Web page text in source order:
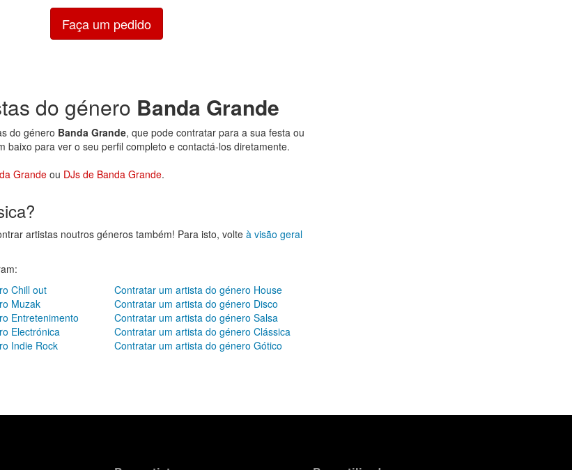
Faça um pedido
do género Banda Grande
do género Banda Grande, que pode contratar para a sua festa ou
baixo para ver o seu perfil completo e contactá-los diretamente.
Grande ou DJs de Banda Grande.
artistas noutros géneros também! Para isto, volte à visão geral
Chill out
Muzak
Entretenimento
Electrónica
Indie Rock
Contratar um artista do género House
Contratar um artista do género Disco
Contratar um artista do género Salsa
Contratar um artista do género Clássica
Contratar um artista do género Gótico